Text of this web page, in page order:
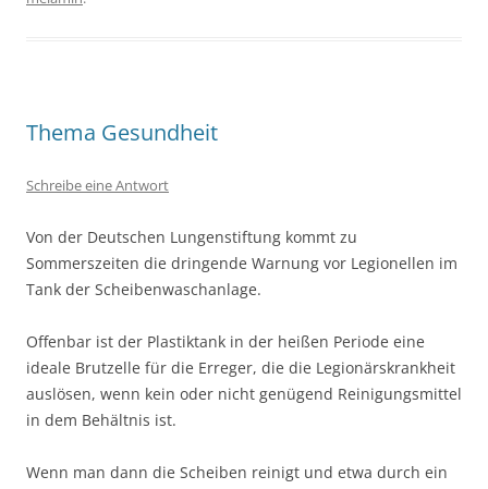
Thema Gesundheit
Schreibe eine Antwort
Von der Deutschen Lungenstiftung kommt zu
Sommerszeiten die dringende Warnung vor Legionellen im
Tank der Scheibenwaschanlage.
Offenbar ist der Plastiktank in der heißen Periode eine
ideale Brutzelle für die Erreger, die die Legionärskrankheit
auslösen, wenn kein oder nicht genügend Reinigungsmittel
in dem Behältnis ist.
Wenn man dann die Scheiben reinigt und etwa durch ein